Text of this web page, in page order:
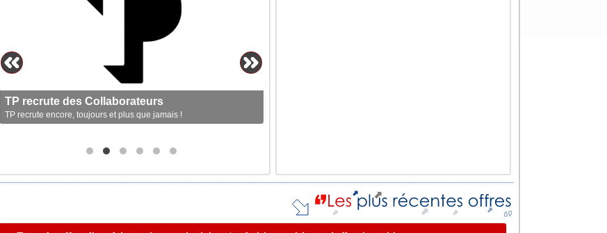
TP recrute des Collaborateurs
TP recrute encore, toujours et plus que jamais !